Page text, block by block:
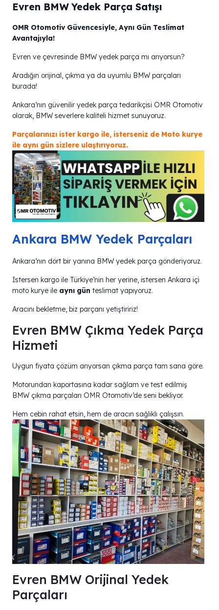
Evren BMW Yedek Parça Satışı
OMR Otomotiv Güvencesiyle, Aynı Gün Teslimat
Avantajıyla!
Evren ve çevresinde BMW yedek parça mı arıyorsun?
Aradığın orijinal, çıkma ya da uyumlu BMW parçaları
burada!
Ankara’nın güvenilir yedek parça tedarikçisi OMR Otomotiv
olarak, BMW severlere kaliteli hizmet sunuyoruz.
Parçalarınızı ister kargo ile, isterseniz de Moto kurye
ile aynı gün sizlere ulaştırıyoruz.
Ankara BMW Yedek Parçaları
Ankara’nın dört bir yanına BMW yedek parça gönderiyoruz.
İstersen kargo ile Türkiye’nin her yerine, istersen Ankara içi
moto kurye ile aynı gün teslimat yapıyoruz.
Aracını bekletme, biz parçanı yetiştiririz!
Evren BMW Çıkma Yedek Parça
Hizmeti
Uygun fiyata çözüm arıyorsan çıkma parça tam sana göre.
Motorundan kaportasına kadar sağlam ve test edilmiş
BMW çıkma parçaları OMR Otomotiv’de seni bekliyor.
Hem cebin rahat etsin, hem de aracın sağlıklı çalışsın.
Evren BMW Orijinal Yedek
Parçaları